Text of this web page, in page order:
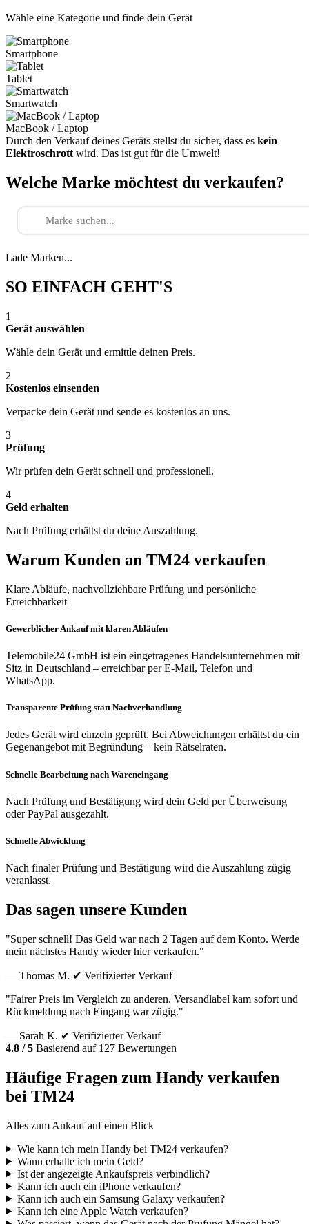
Wähle eine Kategorie und finde dein Gerät
Smartphone
Tablet
Smartwatch
MacBook / Laptop
Durch den Verkauf deines Geräts stellst du sicher, dass es kein
Elektroschrott wird. Das ist gut für die Umwelt!
Welche Marke möchtest du verkaufen?
Lade Marken...
SO EINFACH GEHT'S
1
Gerät auswählen
Wähle dein Gerät und ermittle deinen Preis.
2
Kostenlos einsenden
Verpacke dein Gerät und sende es kostenlos an uns.
3
Prüfung
Wir prüfen dein Gerät schnell und professionell.
4
Geld erhalten
Nach Prüfung erhältst du deine Auszahlung.
Warum Kunden an TM24 verkaufen
Klare Abläufe, nachvollziehbare Prüfung und persönliche
Erreichbarkeit
Gewerblicher Ankauf mit klaren Abläufen
Telemobile24 GmbH ist ein eingetragenes Handelsunternehmen mit
Sitz in Deutschland – erreichbar per E-Mail, Telefon und
WhatsApp.
Transparente Prüfung statt Nachverhandlung
Jedes Gerät wird einzeln geprüft. Bei Abweichungen erhältst du ein
Gegenangebot mit Begründung – kein Rätselraten.
Schnelle Bearbeitung nach Wareneingang
Nach Prüfung und Bestätigung wird dein Geld per Überweisung
oder PayPal ausgezahlt.
Schnelle Abwicklung
Nach finaler Prüfung und Bestätigung wird die Auszahlung zügig
veranlasst.
Das sagen unsere Kunden
"Super schnell! Das Geld war nach 2 Tagen auf dem Konto. Werde
mein nächstes Handy wieder hier verkaufen."
— Thomas M. ✔ Verifizierter Verkauf
"Fairer Preis im Vergleich zu anderen. Versandlabel kam sofort und
Rückmeldung nach Eingang war zügig."
— Sarah K. ✔ Verifizierter Verkauf
4.8 / 5 Basierend auf 127 Bewertungen
Häufige Fragen zum Handy verkaufen
bei TM24
Alles zum Ankauf auf einen Blick
Wie kann ich mein Handy bei TM24 verkaufen?
Wann erhalte ich mein Geld?
Ist der angezeigte Ankaufspreis verbindlich?
Kann ich auch ein iPhone verkaufen?
Kann ich auch ein Samsung Galaxy verkaufen?
Kann ich eine Apple Watch verkaufen?